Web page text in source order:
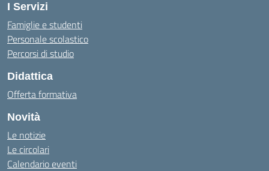
I Servizi
Famiglie e studenti
Personale scolastico
Percorsi di studio
Didattica
Offerta formativa
Novità
Le notizie
Le circolari
Calendario eventi